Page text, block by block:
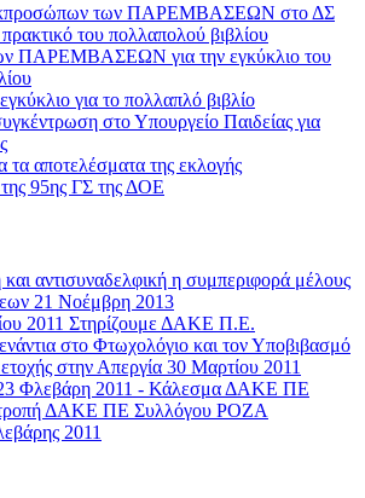
των ΠΑΡΕΜΒΑΣΕΩΝ στο ΔΣ
του πολλαπολού βιβλίου
ΠΑΡΕΜΒΑΣΕΩΝ για την εγκύκλιο του
για το πολλαπλό βιβλίο
στο Υπουργείο Παιδείας για
τα αποτελέσματα της εκλογής
95ης ΓΣ της ΔΟΕ
αντισυναδελφική η συμπεριφορά μέλους
21 Νοέμβρη 2013
2011 Στηρίζουμε ΔΑΚΕ Π.Ε.
στο Φτωχολόγιο και τον Υποβιβασμό
στην Απεργία 30 Μαρτίου 2011
Φλεβάρη 2011 - Κάλεσμα ΔΑΚΕ ΠΕ
ΔΑΚΕ ΠΕ Συλλόγου ΡΟΖΑ
2011